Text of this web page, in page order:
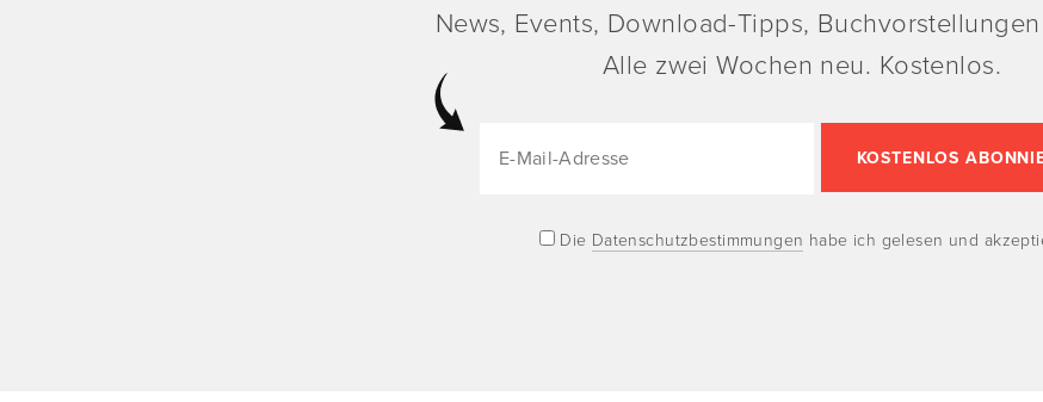
News, Events, Download-Tipps,
Alle zwei Wochen neu. Kostenlos.
Die Datenschutzbestimmungen habe ich gelesen und